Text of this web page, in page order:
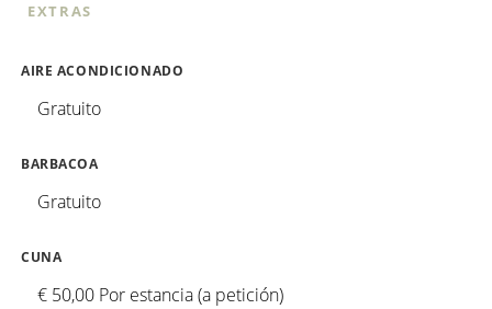
EXTRAS
AIRE ACONDICIONADO
Gratuito
BARBACOA
Gratuito
CUNA
€ 50,00 Por estancia (a petición)